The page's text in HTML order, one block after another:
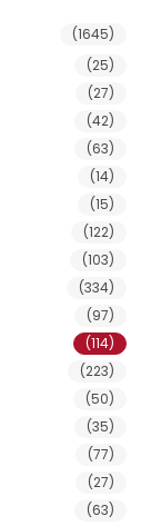
(1645)
(25)
(27)
(42)
(63)
(14)
(15)
(122)
(103)
(334)
(97)
(114)
(223)
(50)
(35)
(77)
(27)
(63)